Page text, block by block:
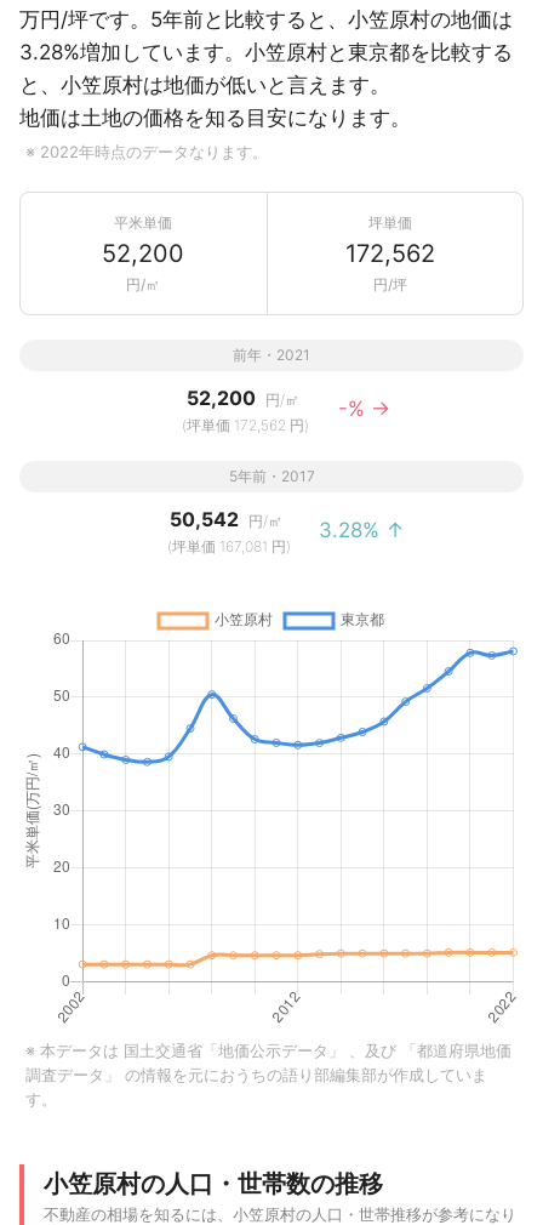
万円/坪です。5年前と比較すると、小笠原村の地価は
3.28%増加しています。小笠原村と東京都を比較する
と、小笠原村は地価が低いと言えます。
地価は土地の価格を知る目安になります。
※ 2022年時点のデータなります。
平米単価
52,200
円/㎡
坪単価
172,562
円/坪
前年・2021
52,200 円/㎡
(坪単価 172,562 円)
-% →
5年前・2017
50,542 円/㎡
(坪単価 167,081 円)
3.28% ↑
※ 本データは 国土交通省「地価公示データ」 、及び
「都道府県地価
調査データ」
の情報を元におうちの語り部編集部が作成していま
す。
小笠原村の人口・世帯数の推移
不動産の相場を知るには、小笠原村の人口・世帯推移が参考になり